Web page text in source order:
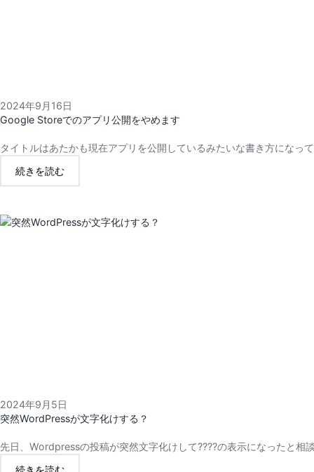
2024年9月16日
Google Storeでのアプリ公開をやめます
タイトルはあたかも現在アプリを公開しているみたいな書き方になっ
続きを読む:
GOOGLE
の
2024年9月5日
突然WordPressが文字化けする？
先日、Wordpressの投稿が突然文字化けして????の表示になったと相
続きを読む: